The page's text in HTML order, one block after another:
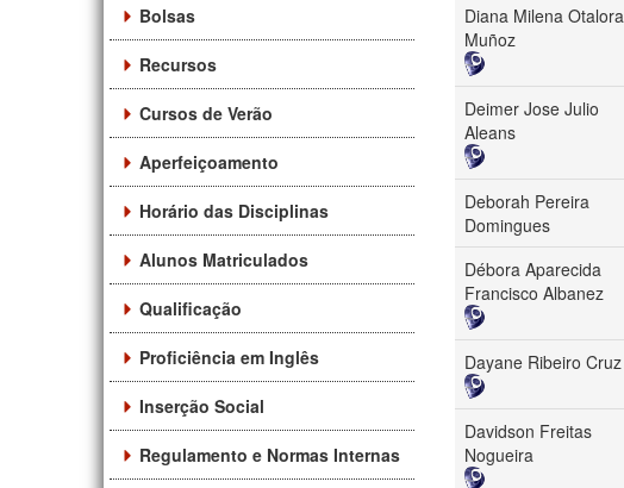
Bolsas
Recursos
Cursos de Verão
Aperfeiçoamento
Horário das Disciplinas
Alunos Matriculados
Qualificação
Proficiência em Inglês
Inserção Social
Regulamento e Normas Internas
Diana Milena Otalora
Muñoz
Deimer Jose Julio
Aleans
Deborah Pereira
Domingues
Débora Aparecida
Francisco Albanez
Dayane Ribeiro Cruz
Davidson Freitas
Nogueira